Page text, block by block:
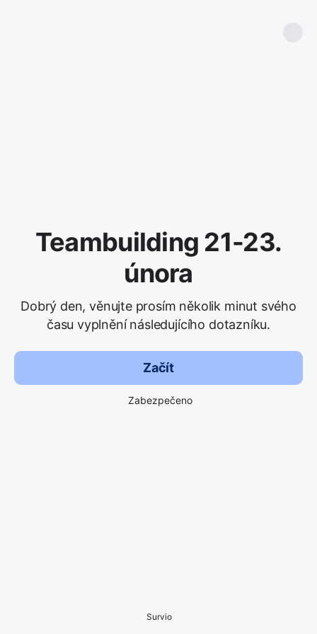
Teambuilding 21-23.
února
Dobrý den, věnujte prosím několik minut svého
času vyplnění následujícího dotazníku.
Začít
Zabezpečeno
Survio